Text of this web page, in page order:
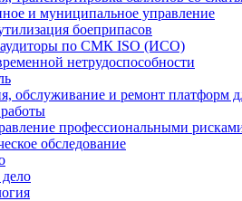
и муниципальное управление
боеприпасов
аудиторы по СМК ISO (ИСО)
нетрудоспособности
обслуживание и ремонт платформ
профессиональными
обследование